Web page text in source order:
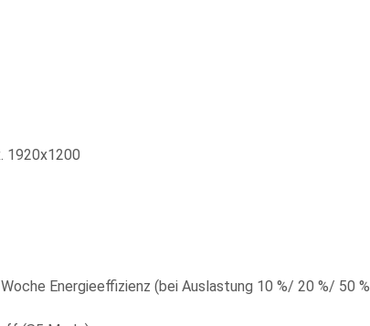
1920x1200
Energieeffizienz (bei Auslastung 10 %/ 20 %/ 50